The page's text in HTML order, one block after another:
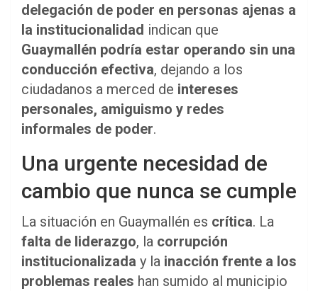
delegación de poder en personas ajenas a
la institucionalidad indican que
Guaymallén podría estar operando sin una
conducción efectiva, dejando a los
ciudadanos a merced de intereses
personales, amiguismo y redes
informales de poder.
Una urgente necesidad de
cambio que nunca se cumple
La situación en Guaymallén es crítica. La
falta de liderazgo, la corrupción
institucionalizada y la inacción frente a los
problemas reales han sumido al municipio